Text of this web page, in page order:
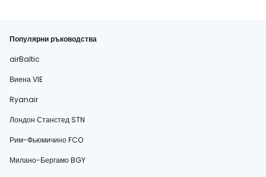
Популярни ръководства
airBaltic
Виена VIE
Ryanair
Лондон Станстед STN
Рим-Фьюмичино FCO
Милано-Бергамо BGY